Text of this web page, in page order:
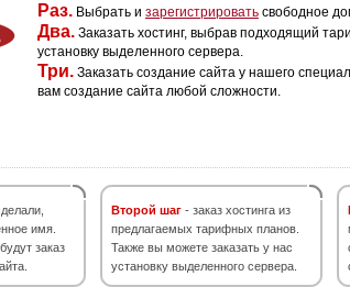
Раз. Выбрать и зарегистрировать свободное
Два. Заказать хостинг, выбрав подходящий
установку выделенного сервера.
Три. Заказать создание сайта у нашего
вам создание сайта любой сложности.
имя.
заказ
Второй шаг - заказ хостинга из
предлагаемых тарифных планов.
Также вы можете заказать у нас
установку выделенного сервера.